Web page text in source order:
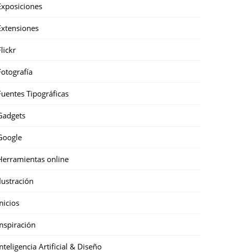
Tipográficas
online
Artificial & Diseño